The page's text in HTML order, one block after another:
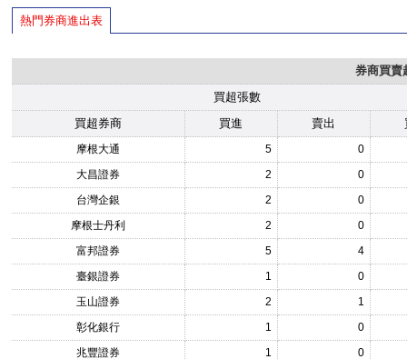
熱門券商進出表
券商買賣
買超張數
買超券商
買進 賣出
摩根大通 5
0
大昌證券
2
0
台灣企銀
2
0
摩根士丹利
2
0
富邦證券
5
4
臺銀證券
1
0
玉山證券
2
1
彰化銀行
1
0
兆豐證券
1
0